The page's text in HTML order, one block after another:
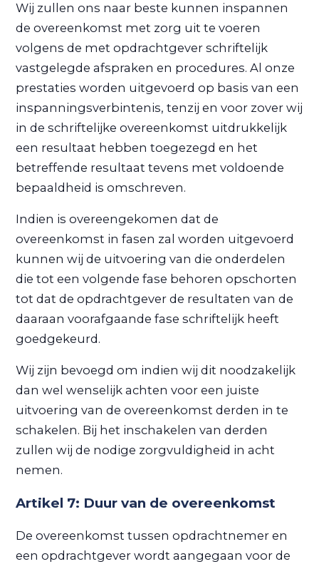
Wij zullen ons naar beste kunnen inspannen
de overeenkomst met zorg uit te voeren
volgens de met opdrachtgever schriftelijk
vastgelegde afspraken en procedures. Al onze
prestaties worden uitgevoerd op basis van een
inspanningsverbintenis, tenzij en voor zover wij
in de schriftelijke overeenkomst uitdrukkelijk
een resultaat hebben toegezegd en het
betreffende resultaat tevens met voldoende
bepaaldheid is omschreven.
Indien is overeengekomen dat de
overeenkomst in fasen zal worden uitgevoerd
kunnen wij de uitvoering van die onderdelen
die tot een volgende fase behoren opschorten
tot dat de opdrachtgever de resultaten van de
daaraan voorafgaande fase schriftelijk heeft
goedgekeurd.
Wij zijn bevoegd om indien wij dit noodzakelijk
dan wel wenselijk achten voor een juiste
uitvoering van de overeenkomst derden in te
schakelen. Bij het inschakelen van derden
zullen wij de nodige zorgvuldigheid in acht
nemen.
Artikel 7: Duur van de overeenkomst
De overeenkomst tussen opdrachtnemer en
een opdrachtgever wordt aangegaan voor de